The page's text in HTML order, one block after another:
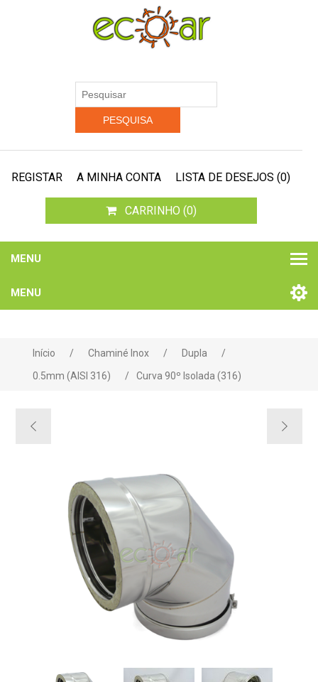
REGISTAR A MINHA CONTA LISTA DE DESEJOS (0)
CARRINHO (0)
MENU
MENU
Início / Chaminé Inox / Dupla
/
0.5mm (AISI 316)
/ Curva 90º Isolada (316)